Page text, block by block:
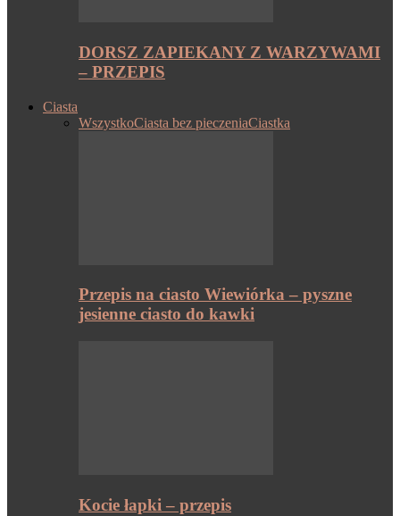
DORSZ ZAPIEKANY Z WARZYWAMI
– PRZEPIS
Ciasta
WszystkoCiasta bez pieczeniaCiastka
Przepis na ciasto Wiewiórka – pyszne
jesienne ciasto do kawki
Kocie łapki – przepis